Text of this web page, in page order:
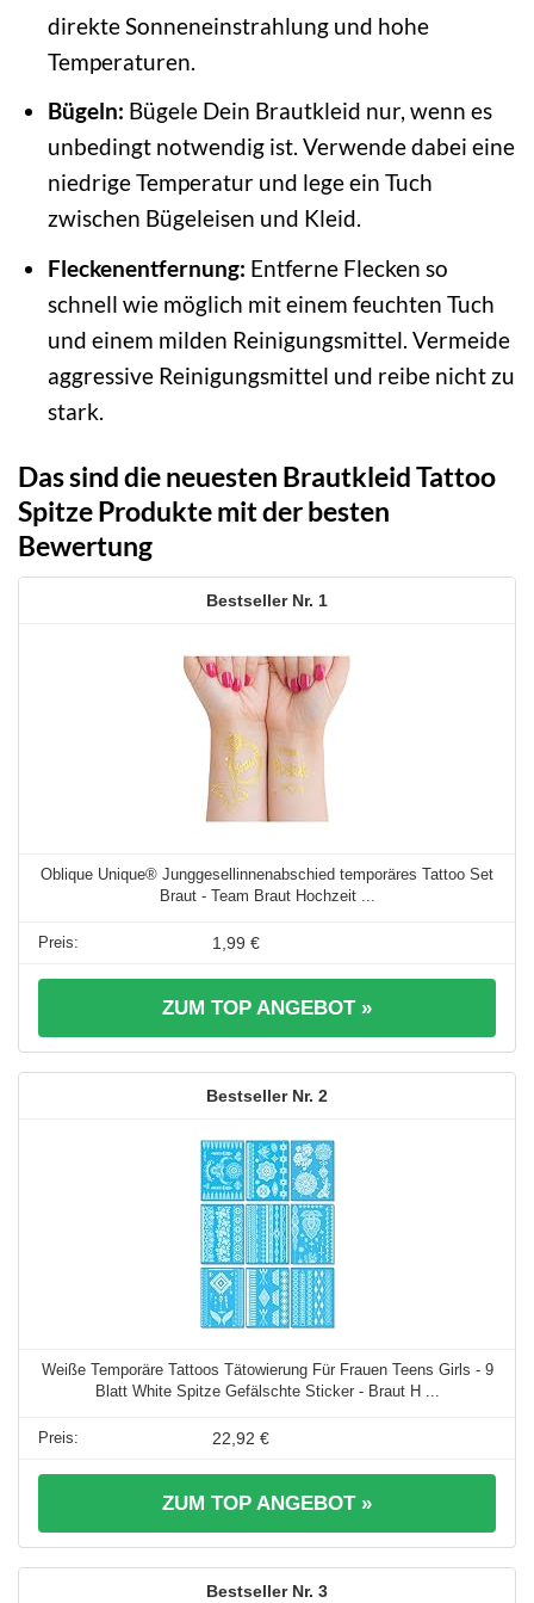
direkte Sonneneinstrahlung und hohe
Temperaturen.
Bügeln: Bügele Dein Brautkleid nur, wenn es
unbedingt notwendig ist. Verwende dabei eine
niedrige Temperatur und lege ein Tuch
zwischen Bügeleisen und Kleid.
Fleckenentfernung: Entferne Flecken so
schnell wie möglich mit einem feuchten Tuch
und einem milden Reinigungsmittel. Vermeide
aggressive Reinigungsmittel und reibe nicht zu
stark.
Das sind die neuesten Brautkleid Tattoo
Spitze Produkte mit der besten
Bewertung
1
Oblique Unique® Junggesellinnenabschied temporäres Tattoo Set
Braut - Team Braut Hochzeit ...
1,99 €
ZUM TOP ANGEBOT »
2
Weiße Temporäre Tattoos Tätowierung Für Frauen Teens Girls - 9
Blatt White Spitze Gefälschte Sticker - Braut H ...
22,92 €
ZUM TOP ANGEBOT »
3